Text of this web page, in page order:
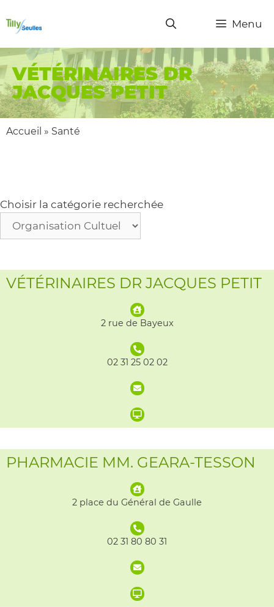
Menu
VÉTÉRINAIRES DR
JACQUES PETIT
Accueil » Santé
Choisir la catégorie recherchée
VÉTÉRINAIRES DR JACQUES PETIT
2 rue de Bayeux
02 31 25 02 02
PHARMACIE MM. GEARA-TESSON
2 place du Général de Gaulle
02 31 80 80 31